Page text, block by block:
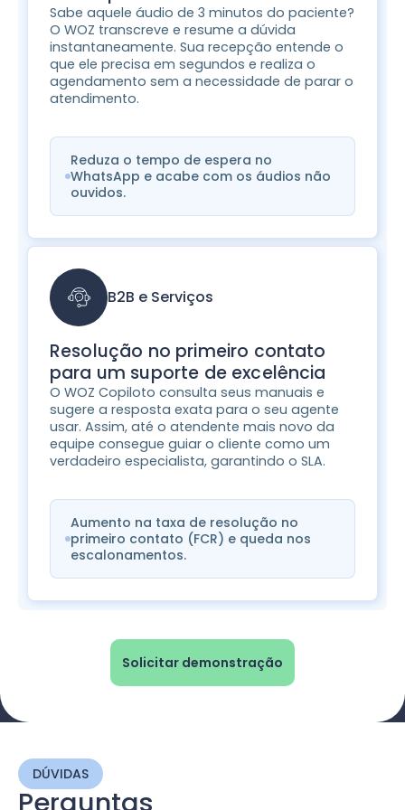
Sabe aquele áudio de 3 minutos do paciente?
O WOZ transcreve e resume a dúvida
instantaneamente. Sua recepção entende o
que ele precisa em segundos e realiza o
agendamento sem a necessidade de parar o
atendimento.
Reduza o tempo de espera no
WhatsApp e acabe com os áudios não
ouvidos.
B2B e Serviços
Resolução no primeiro contato
para um suporte de excelência
O WOZ Copiloto consulta seus manuais e
sugere a resposta exata para o seu agente
usar. Assim, até o atendente mais novo da
equipe consegue guiar o cliente como um
verdadeiro especialista, garantindo o SLA.
Aumento na taxa de resolução no
primeiro contato (FCR) e queda nos
escalonamentos.
Solicitar demonstração
DÚVIDAS
Perguntas